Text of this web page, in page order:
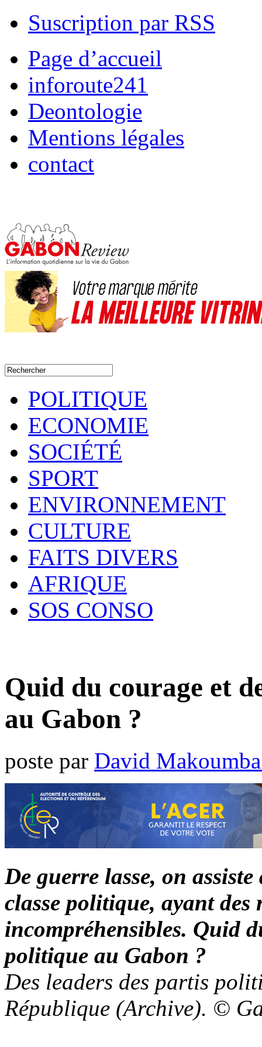
Suscription par RSS
Page d’accueil
inforoute241
Deontologie
Mentions légales
contact
POLITIQUE
ECONOMIE
SOCIÉTÉ
SPORT
ENVIRONNEMENT
CULTURE
FAITS DIVERS
AFRIQUE
SOS CONSO
Quid du courage et
au Gabon ?
poste par David
De guerre lasse, on
classe politique, ayant des
incompréhensibles. Quid
politique au Gabon ?
Des leaders des partis
République (Archive). ©